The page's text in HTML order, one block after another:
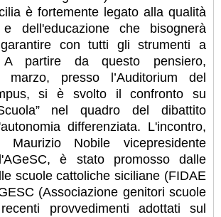
è fortemente legato alla qualità
e dell'educazione che bisognerà
con tutti gli strumenti a
A partire da questo pensiero,
marzo, presso l’Auditorium del
si è svolto il confronto su
nel quadro del dibattito
differenziata. L'incontro,
Maurizio Nobile vicepresidente
è stato promosso dalle
scuole cattoliche siciliane (FIDAE
(Associazione genitori scuole
provvedimenti adottati sul